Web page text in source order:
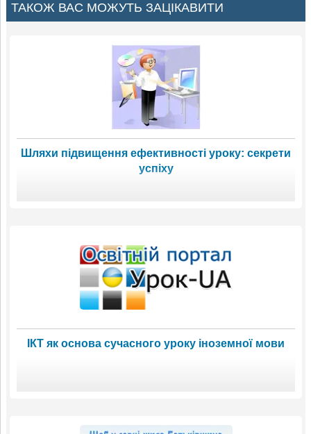
ТАКОЖ ВАС МОЖУТЬ ЗАЦІКАВИТИ
Шляхи підвищення ефективності уроку: секрети
успіху
ІКТ як основа сучасного уроку іноземної мови